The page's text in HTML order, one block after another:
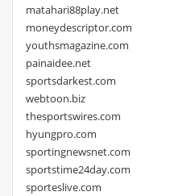
matahari88play.net
moneydescriptor.com
youthsmagazine.com
painaidee.net
sportsdarkest.com
webtoon.biz
thesportswires.com
hyungpro.com
sportingnewsnet.com
sportstime24day.com
sporteslive.com